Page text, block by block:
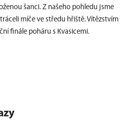
šanci. Z našeho pohledu jsme
míče ve středu hřiště. Vítězstvím
finále poháru s Kvasicemi.